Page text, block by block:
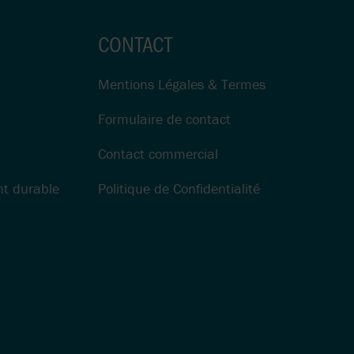
durable
CONTACT
Mentions Légales & Termes
Formulaire de contact
Contact commercial
Politique de Confidentialité